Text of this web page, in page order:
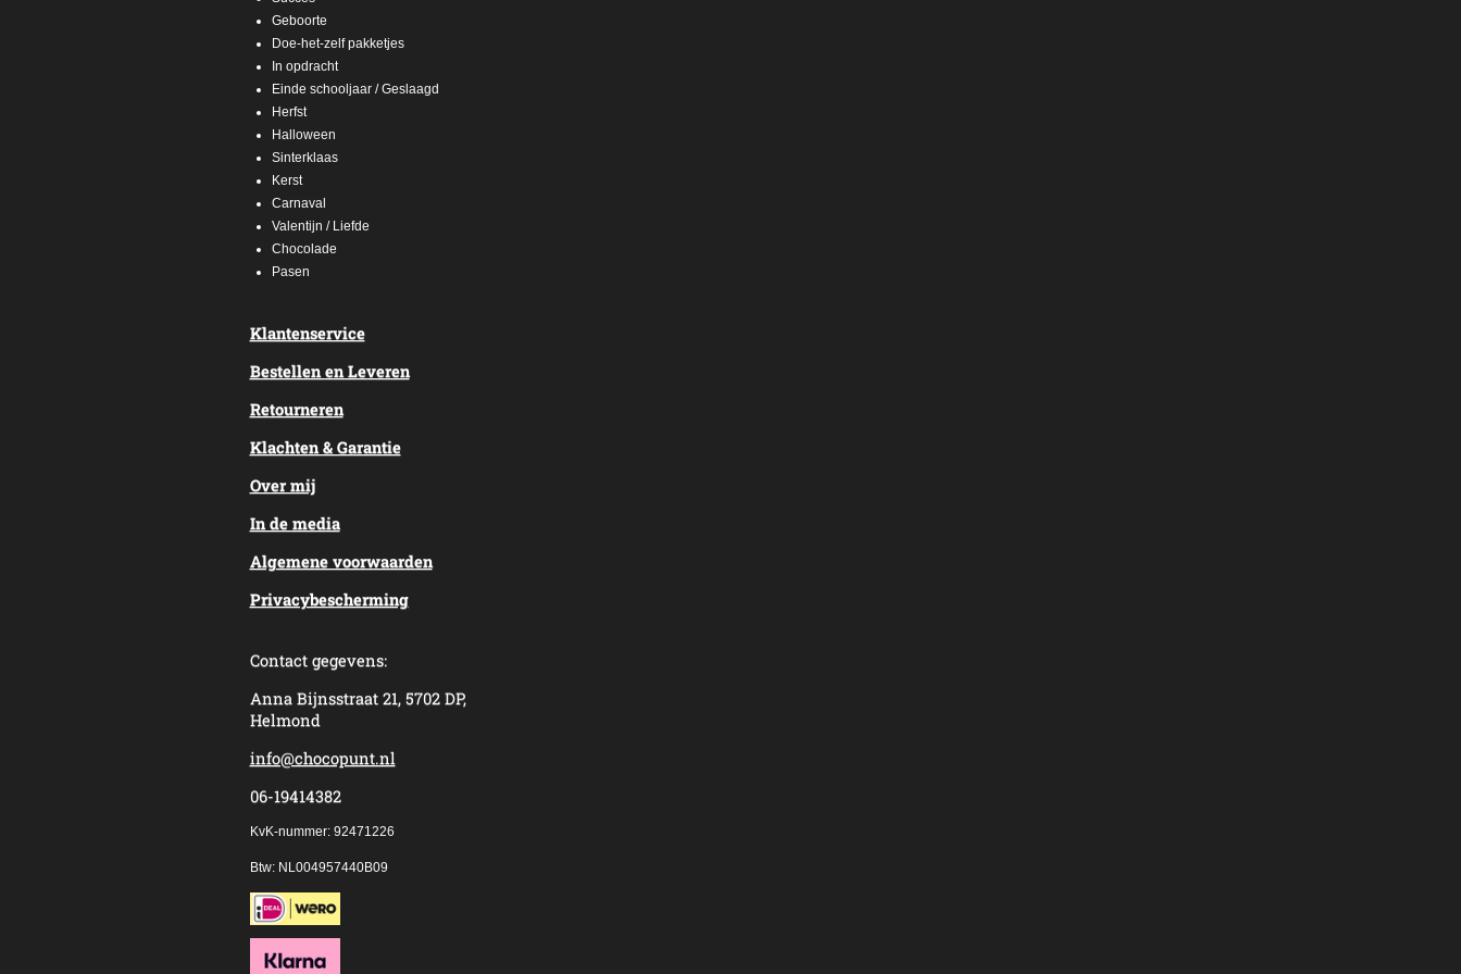
Geboorte
Doe-het-zelf pakketjes
In opdracht
Einde schooljaar / Geslaagd
Herfst
Halloween
Sinterklaas
Kerst
Carnaval
Valentijn / Liefde
Chocolade
Pasen
Klantenservice
Bestellen en Leveren
Retourneren
Klachten & Garantie
Over mij
In de media
Algemene voorwaarden
Privacybescherming
Contact gegevens:
Anna Bijnsstraat 21, 5702 DP,
Helmond
info@chocopunt.nl
06-19414382
KvK-nummer: 92471226
Btw: NL004957440B09